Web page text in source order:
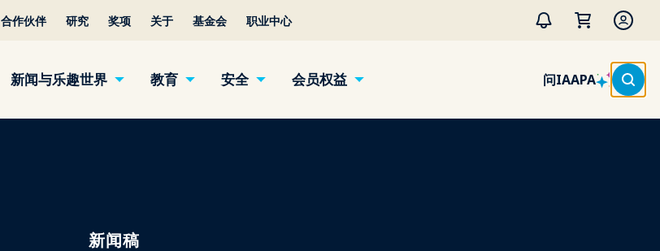
合作伙伴 研究 奖项 关于 基金会 职业中心
新闻与乐趣世界 教育 安全 会员权益 问IAAPA
新闻稿